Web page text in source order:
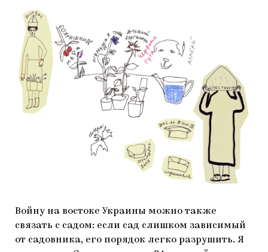
Войну на востоке Украины можно также
связать с садом: если сад слишком зависимый
от садовника, его порядок легко разрушить. Я